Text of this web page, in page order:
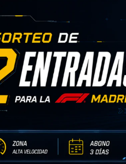
del
que abrir la puerta del
hay una gran carga de
cómo evitar esta